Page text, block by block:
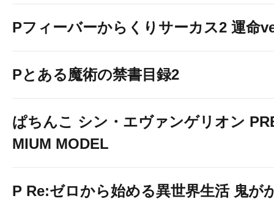
Pフィーバーからくりサーカス2 運命
Pとある魔術の禁書目録2
ぱちんこ シン・エヴァンゲリオン
MIUM MODEL
P Re:ゼロから始める異世界生活 鬼が